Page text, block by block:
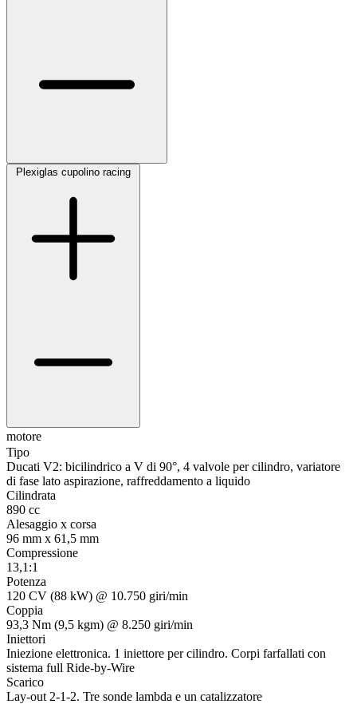
Plexiglas cupolino racing
motore
Tipo
Ducati V2: bicilindrico a V di 90°, 4 valvole per cilindro, variatore
di fase lato aspirazione, raffreddamento a liquido
Cilindrata
890 cc
Alesaggio x corsa
96 mm x 61,5 mm
Compressione
13,1:1
Potenza
120 CV (88 kW) @ 10.750 giri/min
Coppia
93,3 Nm (9,5 kgm) @ 8.250 giri/min
Iniettori
Iniezione elettronica. 1 iniettore per cilindro. Corpi farfallati con
sistema full Ride-by-Wire
Scarico
Lay-out 2-1-2. Tre sonde lambda e un catalizzatore